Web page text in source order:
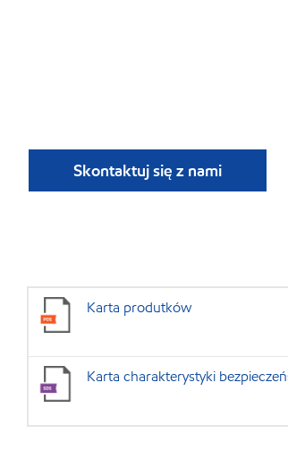
Skontaktuj się z nami
Karta produtków
Karta charakterystyki